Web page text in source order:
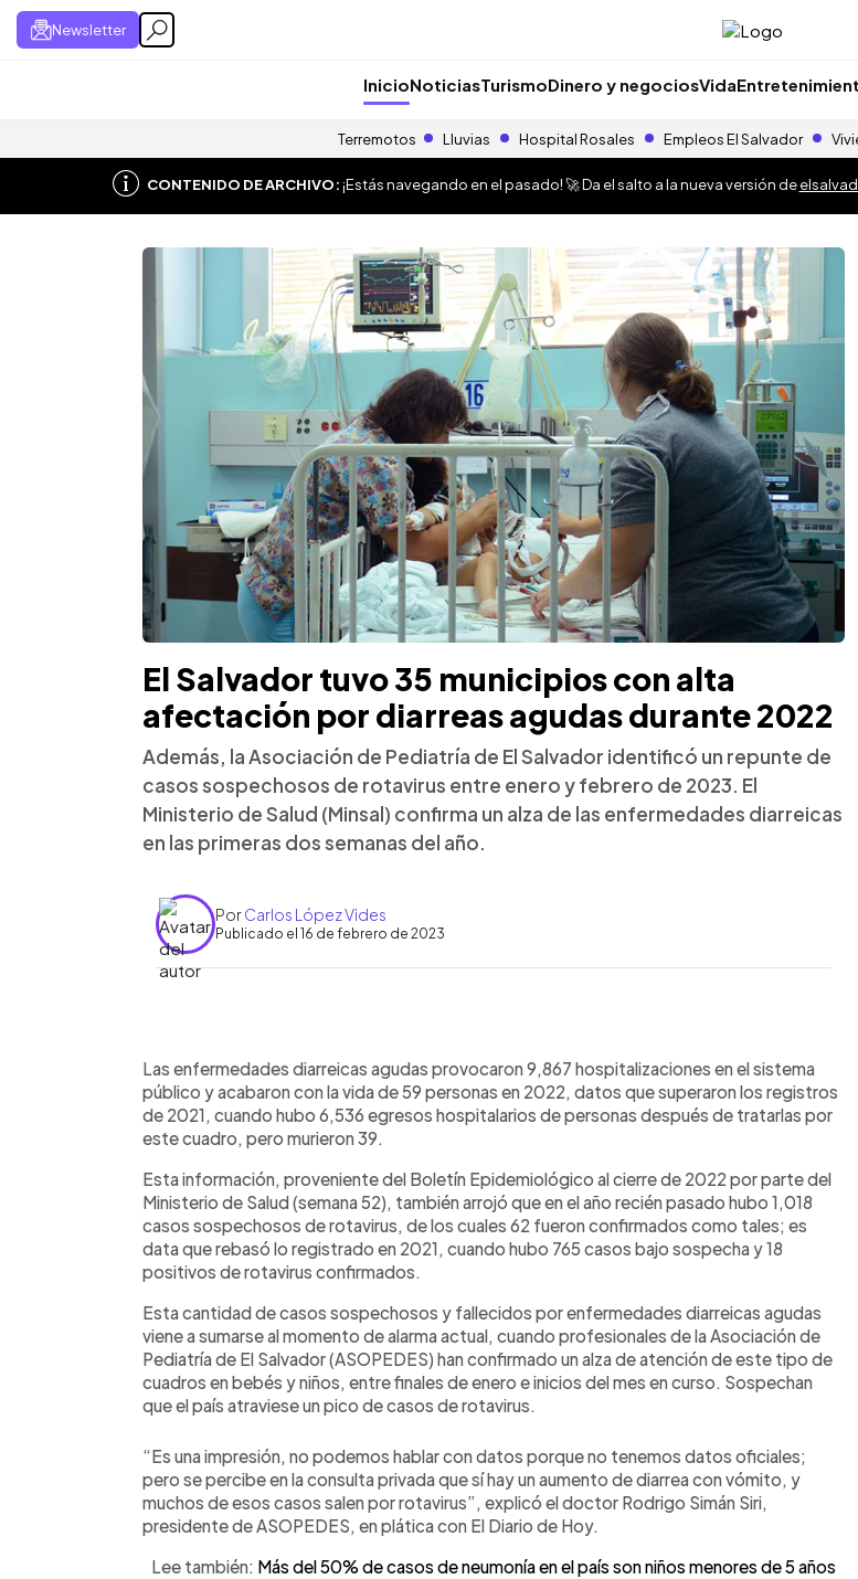
Newsletter
InicioNoticiasTurismoDinero y negociosVida
Terremotos Lluvias Hospital Rosales Empleos El Salvador
CONTENIDO DE ARCHIVO:¡Estás navegando en el pasado! 🚀 Da el salto a la nueva versión de
El Salvador tuvo 35 municipios con alta
afectación por diarreas agudas durante 2022
Además, la Asociación de Pediatría de El Salvador identificó un repunte de
casos sospechosos de rotavirus entre enero y febrero de 2023. El
Ministerio de Salud (Minsal) confirma un alza de las enfermedades diarreicas
en las primeras dos semanas del año.
PorCarlos López Vides
Publicado el 16 de febrero de 2023
Escuchar artículo
Las enfermedades diarreicas agudas provocaron 9,867 hospitalizaciones en el sistema
público y acabaron con la vida de 59 personas en 2022, datos que superaron los registros
de 2021, cuando hubo 6,536 egresos hospitalarios de personas después de tratarlas por
este cuadro, pero murieron 39.
Esta información, proveniente del Boletín Epidemiológico al cierre de 2022 por parte del
Ministerio de Salud (semana 52), también arrojó que en el año recién pasado hubo 1,018
casos sospechosos de rotavirus, de los cuales 62 fueron confirmados como tales; es
data que rebasó lo registrado en 2021, cuando hubo 765 casos bajo sospecha y 18
positivos de rotavirus confirmados.
Esta cantidad de casos sospechosos y fallecidos por enfermedades diarreicas agudas
viene a sumarse al momento de alarma actual, cuando profesionales de la Asociación de
Pediatría de El Salvador (ASOPEDES) han confirmado un alza de atención de este tipo de
cuadros en bebés y niños, entre finales de enero e inicios del mes en curso. Sospechan
que el país atraviese un pico de casos de rotavirus.
“Es una impresión, no podemos hablar con datos porque no tenemos datos oficiales;
pero se percibe en la consulta privada que sí hay un aumento de diarrea con vómito, y
muchos de esos casos salen por rotavirus”, explicó el doctor Rodrigo Simán Siri,
presidente de ASOPEDES, en plática con El Diario de Hoy.
Lee también: Más del 50% de casos de neumonía en el país son niños menores de 5 años